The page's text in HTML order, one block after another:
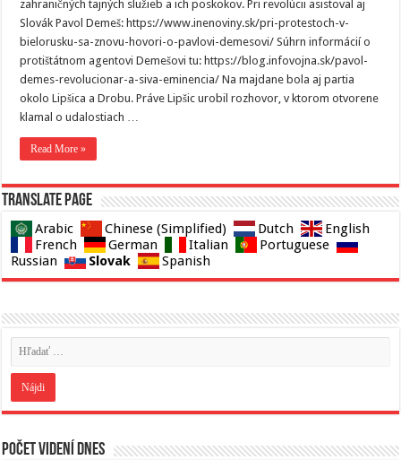
zahraničných tajných služieb a ich poskokov. Pri revolúcii asistoval aj
Slovák Pavol Demeš: https://www.inenoviny.sk/pri-protestoch-v-
bielorusku-sa-znovu-hovori-o-pavlovi-demesovi/ Súhrn informácií o
protištátnom agentovi Demešovi tu: https://blog.infovojna.sk/pavol-
demes-revolucionar-a-siva-eminencia/ Na majdane bola aj partia
okolo Lipšica a Drobu. Práve Lipšic urobil rozhovor, v ktorom otvorene
klamal o udalostiach …
Read More »
Translate page
Arabic Chinese (Simplified) Dutch
English
French
German Italian
Portuguese
Russian
Slovak Spanish
Počet videní dnes